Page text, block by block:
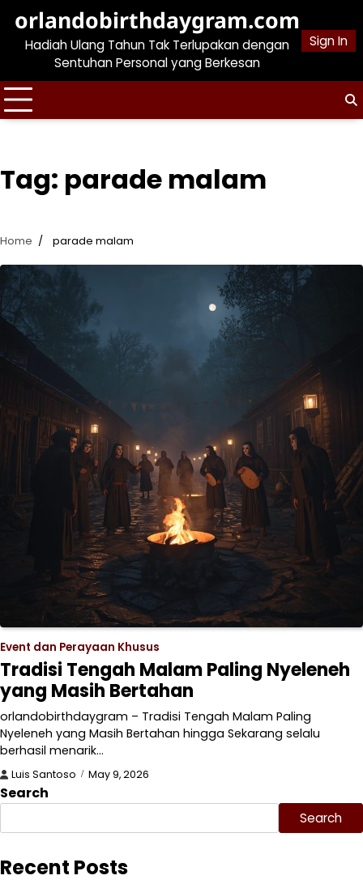
content
orlandobirthdaygram.com
Hadiah Ulang Tahun Tak Terlupakan dengan
Sentuhan Personal yang Berkesan
Sign In
Tag: parade malam
Home parade malam
Event dan Perayaan Khusus
Tradisi Tengah Malam Paling Nyeleneh
yang Masih Bertahan
orlandobirthdaygram – Tradisi Tengah Malam Paling
Nyeleneh yang Masih Bertahan hingga Sekarang selalu
berhasil menarik…
Luis Santoso May 9, 2026
Search
Search
Recent Posts